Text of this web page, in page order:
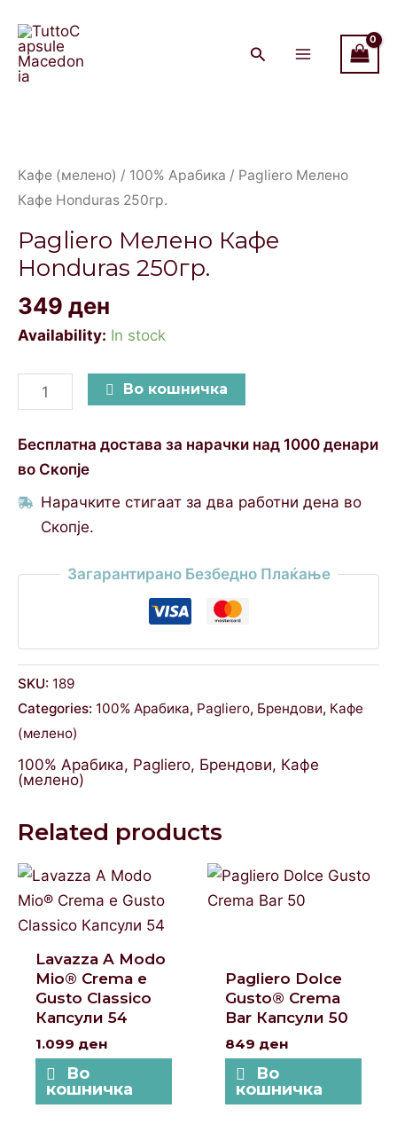
content
Menu
Кафе (мелено) / 100% Арабика / Pagliero Мелено
Кафе Honduras 250гр.
Pagliero Мелено Кафе
Honduras 250гр.
349 ден
Availability: In stock
Кафе
Honduras
quantity
Во кошничка
Бесплатна достава за нарачки над 1000 денари
во Скопје
Нарачките стигаат за два работни дена во
Скопје.
Загарантирано Безбедно Плаќање
SKU: 189
Categories: 100% Арабика, Pagliero, Брендови, Кафе
(мелено)
100% Арабика, Pagliero, Брендови, Кафе
(мелено)
Related products
Lavazza A Modo
Mio® Crema e
Gusto Classico
Капсули 54
1.099 ден
Во
кошничка
Pagliero Dolce
Gusto® Crema
Bar Капсули 50
849 ден
Во
кошничка
Honduras
250гр.
quantity